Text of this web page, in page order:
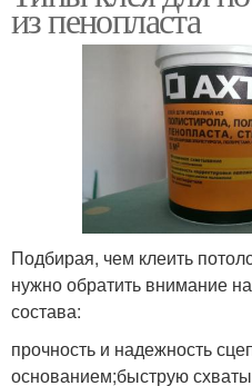
из пенопласта
Подбирая, чем клеить
нужно обратить внимание
состава:
прочность и надежность
основанием;быструю